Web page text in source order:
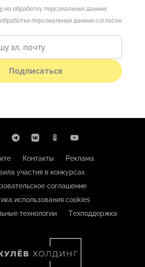
на обработку персональных данных
обработки персональных данных согласен
Подписаться
Контакты
Реклама
участия в конкурсах
соглашение
использования cookies
технологии
Техподдержка